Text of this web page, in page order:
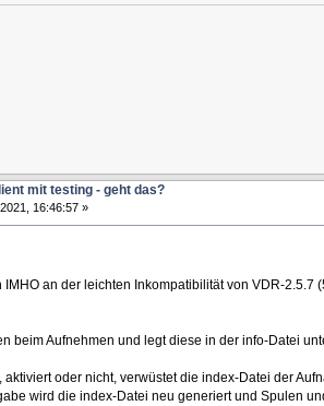
mit testing - geht das?
16:46:57 »
an der leichten Inkompatibilität von VDR-
beim Aufnehmen und legt diese in der info-Datei
oder nicht, verwüstet die index-Datei der
wird die index-Datei neu generiert und Spulen